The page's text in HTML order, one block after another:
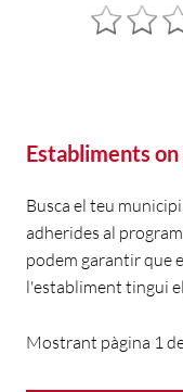
Establiments
Busca el teu
adherides al
podem garantir que
l'establiment tingui
Mostrant pàgina 1